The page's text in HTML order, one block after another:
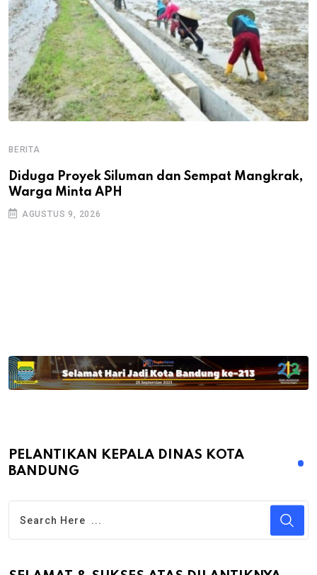
BERITA
Diduga Proyek Siluman dan Sempat Mangkrak,
Warga Minta APH
AGUSTUS 9, 2026
PELANTIKAN KEPALA DINAS KOTA
BANDUNG